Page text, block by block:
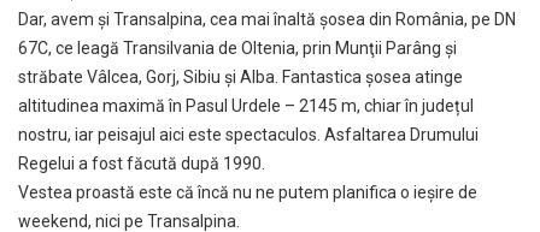
Dar, avem și Transalpina, cea mai înaltă şosea din România, pe DN
67C, ce leagă Transilvania de Oltenia, prin Munţii Parâng şi
străbate Vâlcea, Gorj, Sibiu şi Alba. Fantastica șosea atinge
altitudinea maximă în Pasul Urdele – 2145 m, chiar în județul
nostru, iar peisajul aici este spectaculos. Asfaltarea Drumului
Regelui a fost făcută după 1990.
Vestea proastă este că încă nu ne putem planifica o ieșire de
weekend, nici pe Transalpina.